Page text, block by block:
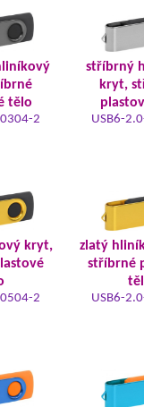
tělo
2
stříbrný
kryt,
USB6-
kryt,
2
zlatý
stříbrné
USB6-